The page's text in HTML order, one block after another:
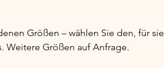
Größen – wählen Sie den, für sie
Weitere Größen auf Anfrage.